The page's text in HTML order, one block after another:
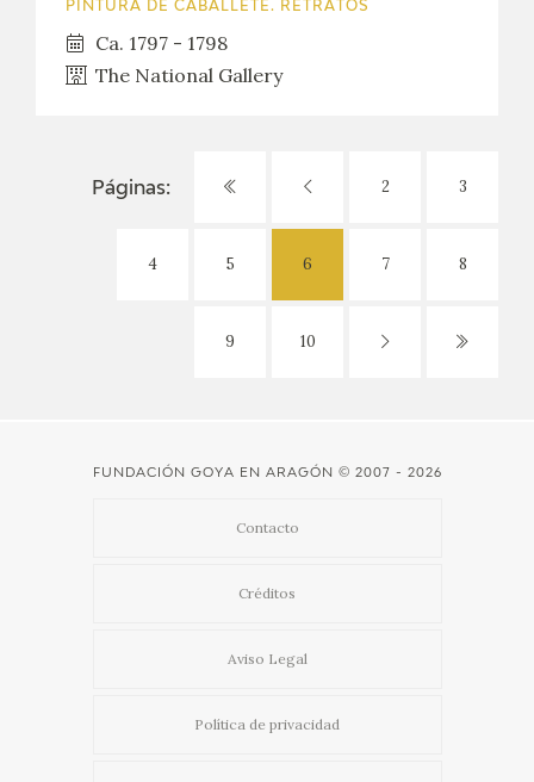
PINTURA DE CABALLETE. RETRATOS
Ca. 1797 - 1798
The National Gallery
Páginas: 2 3
4 5 6 7 8
9 10
FUNDACIÓN GOYA EN ARAGÓN © 2007 - 2026
Contacto
Créditos
Aviso Legal
Política de privacidad